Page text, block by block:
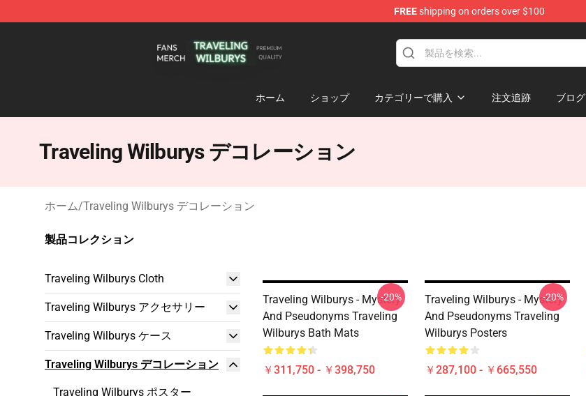
FREEshipping on orders over $100
ホーム ショップ カテゴリーで購入 注文追跡 ブログ
Traveling Wilburys デコレーション
ホーム/Traveling Wilburys デコレーション
製品コレクション
Traveling Wilburys Cloth
Traveling Wilburys アクセサリー
Traveling Wilburys ケース
Traveling Wilburys デコレーション
Traveling Wilburys ポスター
Traveling Wilburys - Mystery
And Pseudonyms Traveling
Wilburys Bath Mats
￥311,750 - ￥398,750
-20%
Traveling Wilburys - Mystery
And Pseudonyms Traveling
Wilburys Posters
￥287,100 - ￥665,550
-20%